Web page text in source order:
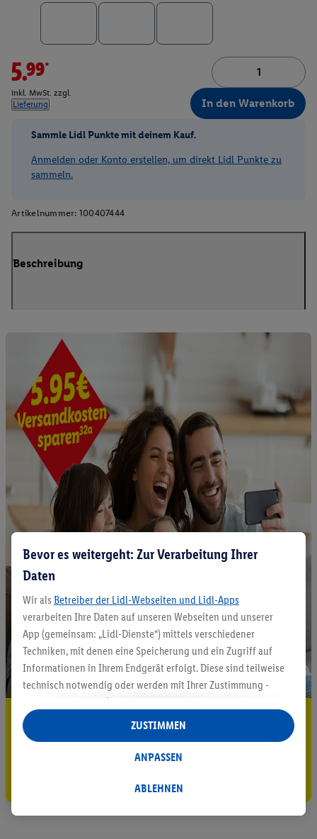
5.99*
inkl. MwSt. zzgl.
Lieferung
In den Warenkorb
Sammle Lidl Punkte mit deinem Kauf.
Anmelden oder Konto erstellen, um direkt Lidl Punkte zu
sammeln.
Artikelnummer: 100407444
Beschreibung
5.95 € Versand sparen³²ᵃ
Jetzt zum Newsletter anmelden
Bevor es weitergeht: Zur Verarbeitung Ihrer
Daten
Wir als Betreiber der Lidl-Webseiten und Lidl-Apps
verarbeiten Ihre Daten auf unseren Webseiten und unserer
App (gemeinsam: „Lidl-Dienste“) mittels verschiedener
Techniken, mit denen eine Speicherung und ein Zugriff auf
Informationen in Ihrem Endgerät erfolgt. Diese sind teilweise
technisch notwendig oder werden mit Ihrer Zustimmung -
auch durch Partner (u.a.
Verantwortliche; im Zusammenhang mit dem IAB TCF
insgesamt
Statistik-Erstellung oder für personalisierte Werbung
Datenverarbeitungen für personalisierte Werbung werden
ABLEHNEN
ANPASSEN
ZUSTIMMEN